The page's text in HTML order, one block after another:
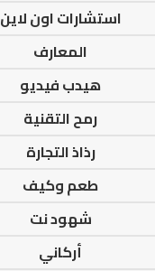
استشارات اون لاين
المعارف
هيدب فيديو
رمح التقنية
رذاذ التجارة
طعم وكيف
شهود نت
أركاني